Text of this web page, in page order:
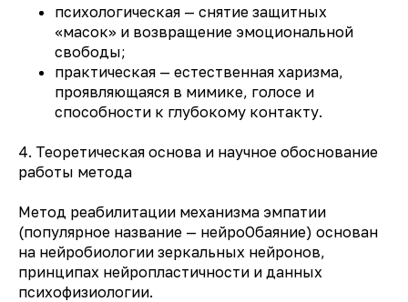
психологическая — снятие защитных
«масок» и возвращение эмоциональной
свободы;
практическая — естественная харизма,
проявляющаяся в мимике, голосе и
способности к глубокому контакту.
4. Теоретическая основа и научное обоснование
работы метода
Метод реабилитации механизма эмпатии
(популярное название — нейроОбаяние) основан
на нейробиологии зеркальных нейронов,
принципах нейропластичности и данных
психофизиологии.